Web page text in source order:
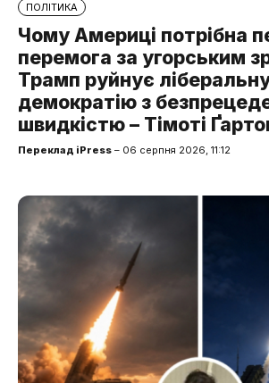
ПОЛІТИКА
Чому Америці потрібна
перемога за угорським
Трамп руйнує
демократію з
швидкістю – Тімоті
Переклад iPress – 06 серпня 2026, 11:12